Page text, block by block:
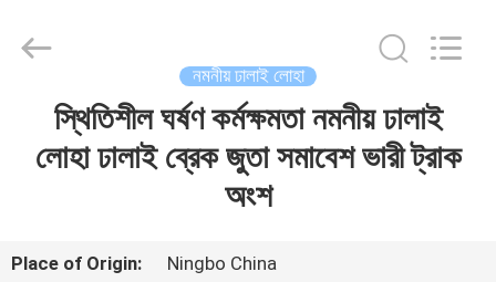
ভিডিও
Foundry
CO.,LTD.
নমনীয় ঢালাই লোহা
স্থিতিশীল ঘর্ষণ কর্মক্ষমতা নমনীয় ঢালাই
লোহা ঢালাই ব্রেক জুতা সমাবেশ ভারী ট্রাক
অংশ
Place of Origin:
Ningbo China